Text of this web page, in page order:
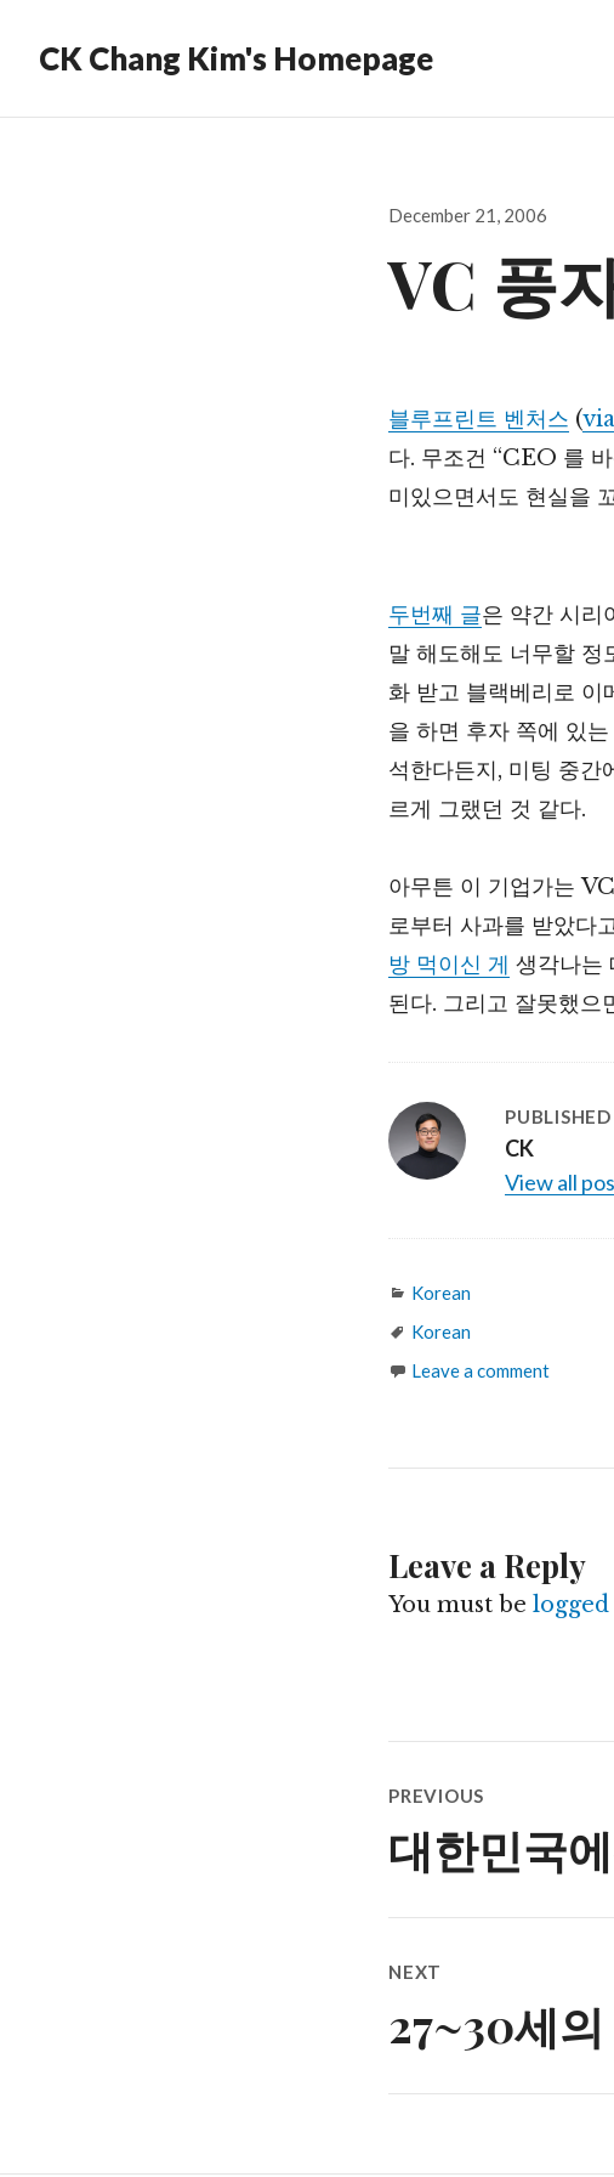
CK Chang Kim's Homepage
Posted
December 21, 2006
VC 풍
블루프린트 벤처스 (
다. 무조건 “CEO 를
미있으면서도 현실을
두번째 글은 약간 시리
말 해도해도 너무할 정
화 받고 블랙베리로 이
을 하면 후자 쪽에 있
석한다든지, 미팅 중간
르게 그랬던 것 같다.
아무튼 이 기업가는
로부터 사과를 받았다
방 먹이신 게 생각나는
된다. 그리고 잘못했으
CK
View all
Categories
Korean
Tags
Korean
Leave a comment
Leave a Reply
You must be
navigation
PREVIOUS
Previous
post:
대한민국
NEXT
Next
post:
27~30세